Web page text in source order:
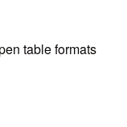
table formats